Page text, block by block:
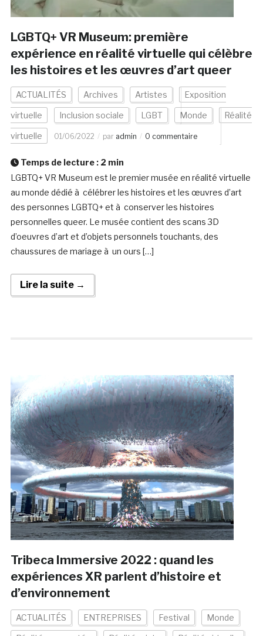
LGBTQ+ VR Museum: première
expérience en réalité virtuelle qui célèbre
les histoires et les œuvres d’art queer
ACTUALITÉS Archives Artistes Exposition
virtuelle Inclusion sociale LGBT Monde Réalité
virtuelle 01/06/2022 par admin 0 commentaire
Temps de lecture : 2 min
LGBTQ+ VR Museum est le premier musée en réalité virtuelle
au monde dédié à célébrer les histoires et les œuvres d’art
des personnes LGBTQ+ et à conserver les histoires
personnelles queer. Le musée contient des scans 3D
d’oeuvres d’art et d’objets personnels touchants, des
chaussures de mariage à un ours […]
Lire la suite →
Tribeca Immersive 2022 : quand les
expériences XR parlent d’histoire et
d’environnement
ACTUALITÉS ENTREPRISES Festival Monde